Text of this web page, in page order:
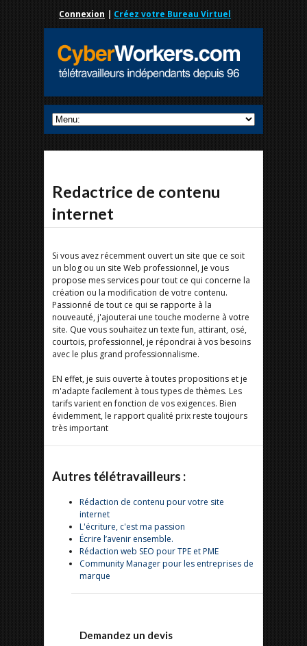
Connexion | Créez votre Bureau Virtuel
Redactrice de contenu
internet
Si vous avez récemment ouvert un site que ce soit
un blog ou un site Web professionnel, je vous
propose mes services pour tout ce qui concerne la
création ou la modification de votre contenu.
Passionné de tout ce qui se rapporte à la
nouveauté, j'ajouterai une touche moderne à votre
site. Que vous souhaitez un texte fun, attirant, osé,
courtois, professionnel, je répondrai à vos besoins
avec le plus grand professionnalisme.
EN effet, je suis ouverte à toutes propositions et je
m'adapte facilement à tous types de thèmes. Les
tarifs varient en fonction de vos exigences. Bien
évidemment, le rapport qualité prix reste toujours
très important
Autres télétravailleurs :
Rédaction de contenu pour votre site
internet
L'écriture, c'est ma passion
Écrire l’avenir ensemble.
Rédaction web SEO pour TPE et PME
Community Manager pour les entreprises de
marque
Demandez un devis